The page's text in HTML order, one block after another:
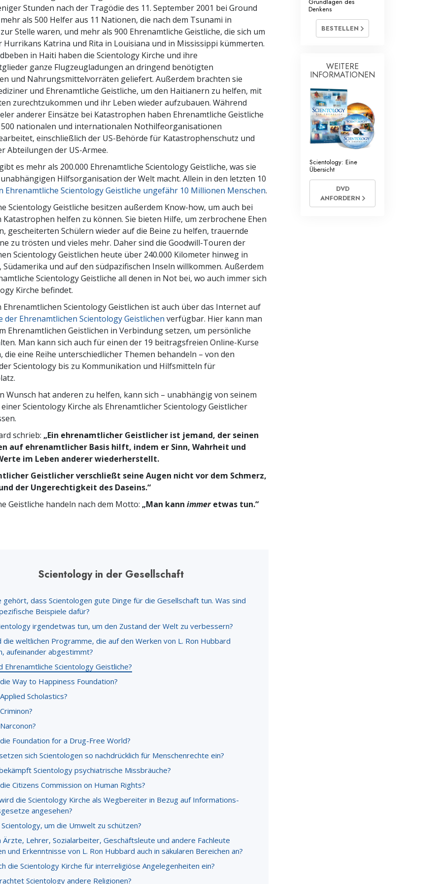
Liebe und Hass – Was ist Größe?
Ehrenamtliche Scientology Geistliche
Stunden nach der Tragödie des 11. September 2001 bei Ground
als 500 Helfer aus 11 Nationen, die nach dem Tsunami in
Stelle waren, und mehr als 900 Ehrenamtliche Geistliche, die sich um
Hurrikans Katrina und Rita in Louisiana und in Mississippi kümmerten.
in Haiti haben die Scientology Kirche und ihre
ganze Flugzeugladungen an dringend benötigten
und Nahrungsmittelvorräten geliefert. Außerdem brachten sie
und Ehrenamtliche Geistliche, um den Haitianern zu helfen, mit
zurechtzukommen und ihr Leben wieder aufzubauen. Während
anderer Einsätze bei Katastrophen haben Ehrenamtliche Geistliche
nationalen und internationalen Nothilfeorganisationen
einschließlich der US-Behörde für Katastrophenschutz und
Abteilungen der US-Armee.
es mehr als 200.000 Ehrenamtliche Scientology Geistliche, was sie
Hilfsorganisation der Welt macht. Allein in den letzten 10
Ehrenamtliche Scientology Geistliche ungefähr 10 Millionen Menschen.
Scientology Geistliche besitzen außerdem Know-how, um auch bei
Katastrophen helfen zu können. Sie bieten Hilfe, um zerbrochene Ehen
gescheiterten Schülern wieder auf die Beine zu helfen, trauernde
zu trösten und vieles mehr. Daher sind die Goodwill-Touren der
Scientology Geistlichen heute über 240.000 Kilometer hinweg in
Südamerika und auf den südpazifischen Inseln willkommen. Außerdem
Scientology Geistliche all denen in Not bei, wo auch immer sich
Kirche befindet.
Ehrenamtlichen Scientology Geistlichen ist auch über das Internet auf
der Ehrenamtlichen Scientology Geistlichen verfügbar. Hier kann man
Ehrenamtlichen Geistlichen in Verbindung setzen, um persönliche
Man kann sich auch für einen der 19 beitragsfreien Online-Kurse
die eine Reihe unterschiedlicher Themen behandeln – von den
Scientology bis zu Kommunikation und Hilfsmitteln für
Wunsch hat anderen zu helfen, kann sich – unabhängig von seinem
Scientology Kirche als Ehrenamtlicher Scientology Geistlicher
schrieb: „Ein ehrenamtlicher Geistlicher ist jemand, der seinen
auf ehrenamtlicher Basis hilft, indem er Sinn, Wahrheit und
im Leben anderer wiederherstellt.
Geistlicher verschließt seine Augen nicht vor dem Schmerz,
der Ungerechtigkeit des Daseins.“
Geistliche handeln nach dem Motto: „Man kann immeretwas tun.“
Scientology in der Gesellschaft
gehört, dass Scientologen gute Dinge für die Gesellschaft tun. Was sind
Beispiele dafür?
irgendetwas tun, um den Zustand der Welt zu verbessern?
die weltlichen Programme, die auf den Werken von L. Ron Hubbard
aufeinander abgestimmt?
Ehrenamtliche Scientology Geistliche?
Way to Happiness Foundation?
Scholastics?
Foundation for a Drug-Free World?
sich Scientologen so nachdrücklich für Menschenrechte ein?
Scientology psychiatrische Missbräuche?
Citizens Commission on Human Rights?
die Scientology Kirche als Wegbereiter in Bezug auf Informations-
angesehen?
um die Umwelt zu schützen?
Ärzte, Lehrer, Sozialarbeiter, Geschäftsleute und andere Fachleute
und Erkenntnisse von L. Ron Hubbard auch in säkularen Bereichen an?
die Scientology Kirche für interreligiöse Angelegenheiten ein?
Scientology andere Religionen?
Grundlagen des
Denkens
BESTELLEN
WEITERE
INFORMATIONEN
Scientology: Eine
Übersicht
DVD
ANFORDERN